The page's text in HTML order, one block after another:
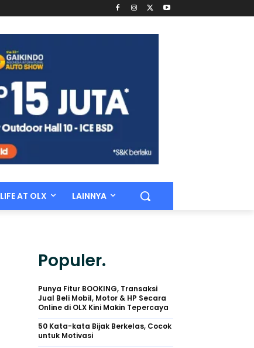
LIFE AT OLX LAINNYA
Populer.
Punya Fitur BOOKING, Transaksi
Jual Beli Mobil, Motor & HP Secara
Online di OLX Kini Makin Tepercaya
50 Kata-kata Bijak Berkelas, Cocok
untuk Motivasi